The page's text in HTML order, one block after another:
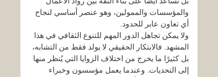
والمؤسسات والممولين، وهو عنصر أساسي لنجاح
أي تعاون عابر للحدود.
ولا يمكن تجاهل الدور المهم للتنوع الثقافي في هذا
المشهد. فالابتكار الحقيقي لا يولد فقط من التشابه،
بل كثيرًا ما يخرج من اختلاف الزوايا التي يُنظر منها
إلى التحديات. وعندما يعمل مؤسسون وخبراء